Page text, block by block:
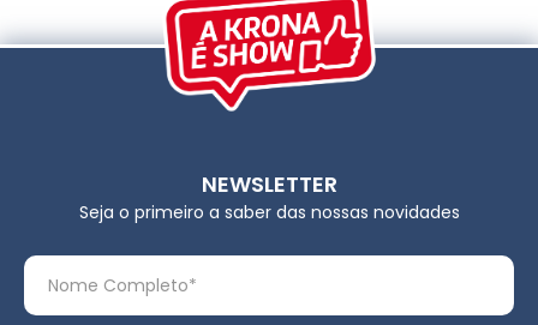
NEWSLETTER
Seja o primeiro a saber das nossas novidades